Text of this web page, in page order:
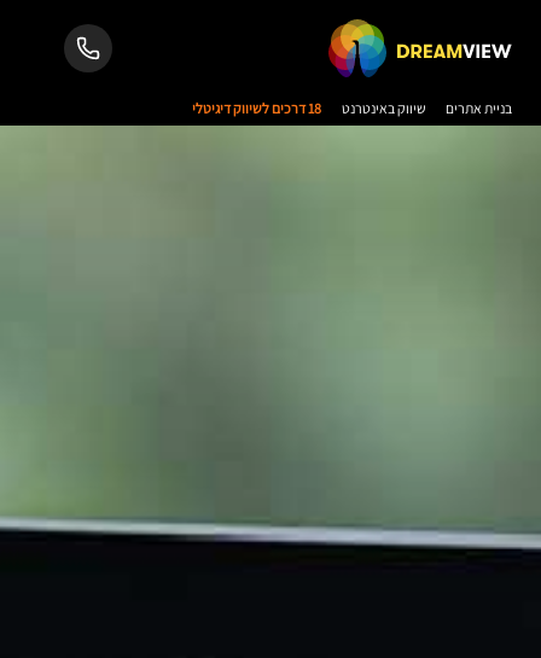
בניית אתרים שיווק באינטרנט 18 דרכים לשיווק דיגיטלי